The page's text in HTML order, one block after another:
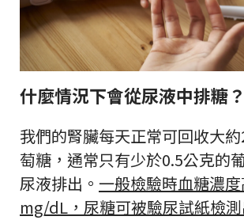
什麼情況下會從尿液中排糖？
我們的腎臟每天正常可回收大
萄糖，通常只有少於0.5公克的
尿液排出。 一般檢驗時血糖濃
mg/dL，尿糖可被驗尿試紙檢測